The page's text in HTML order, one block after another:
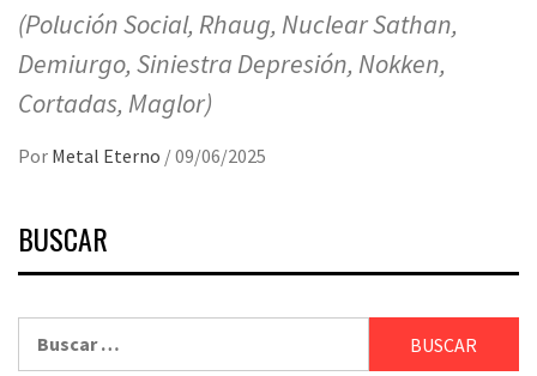
(Polución Social, Rhaug, Nuclear Sathan,
Demiurgo, Siniestra Depresión, Nokken,
Cortadas, Maglor)
Por Metal Eterno /09/06/2025
BUSCAR